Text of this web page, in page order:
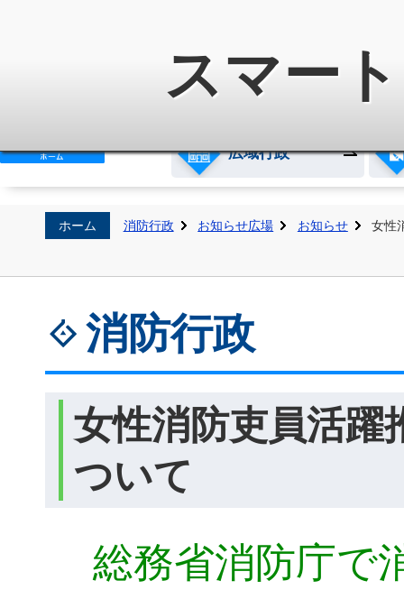
スマー
広域行政
ホーム 消防行政 お知らせ広場 お知らせ 女性
消防行政
女性消防吏員活躍
ついて
総務省消防庁で